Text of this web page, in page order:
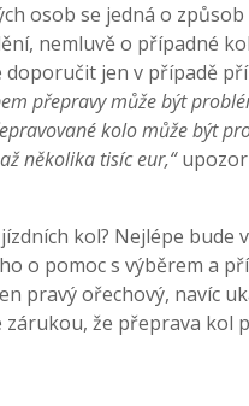
osob se jedná o
nemluvě o případné
doporučit jen v případě
přepravy může být
kolo může být
několika tisíc eur,“
kol? Nejlépe bude
o pomoc s výběrem a
pravý ořechový, navíc
že přeprava kol